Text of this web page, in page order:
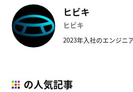
ヒビキ
ヒビキ
2023年入社のエンジニ
の人気記事